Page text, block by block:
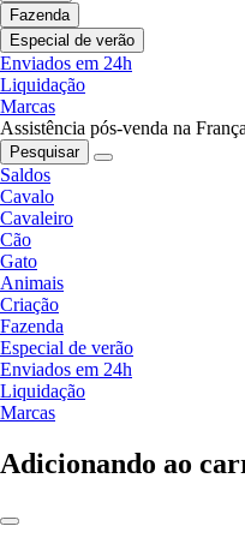
Fazenda
Especial de verão
Enviados em 24h
Liquidação
Marcas
Assistência pós-venda na França
Pesquisar
Saldos
Cavalo
Cavaleiro
Cão
Gato
Animais
Criação
Fazenda
Especial de verão
Enviados em 24h
Liquidação
Marcas
Adicionando ao